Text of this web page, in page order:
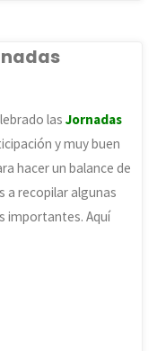
lasJornadas
y muy buen
hacer un balance de
a recopilar algunas
importantes. Aquí